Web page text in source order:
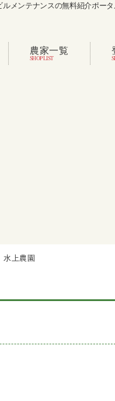
メンテナンスの無料紹介ポー
農家一覧
水上農園